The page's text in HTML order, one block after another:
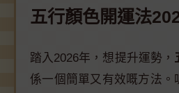
五行顏色開運法
踏入2026年，想提升運勢，
係一個簡單又有效嘅方法。